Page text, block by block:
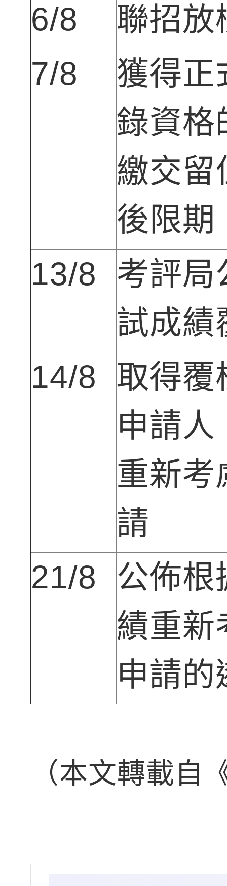
6/8
聯招放
7/8
獲得正
錄資格
繳交留
後限期
13/8
考評局
試成績
14/8
取得覆
申請人
重新考
請
21/8
公佈根
績重新
申請的
（本文轉載自